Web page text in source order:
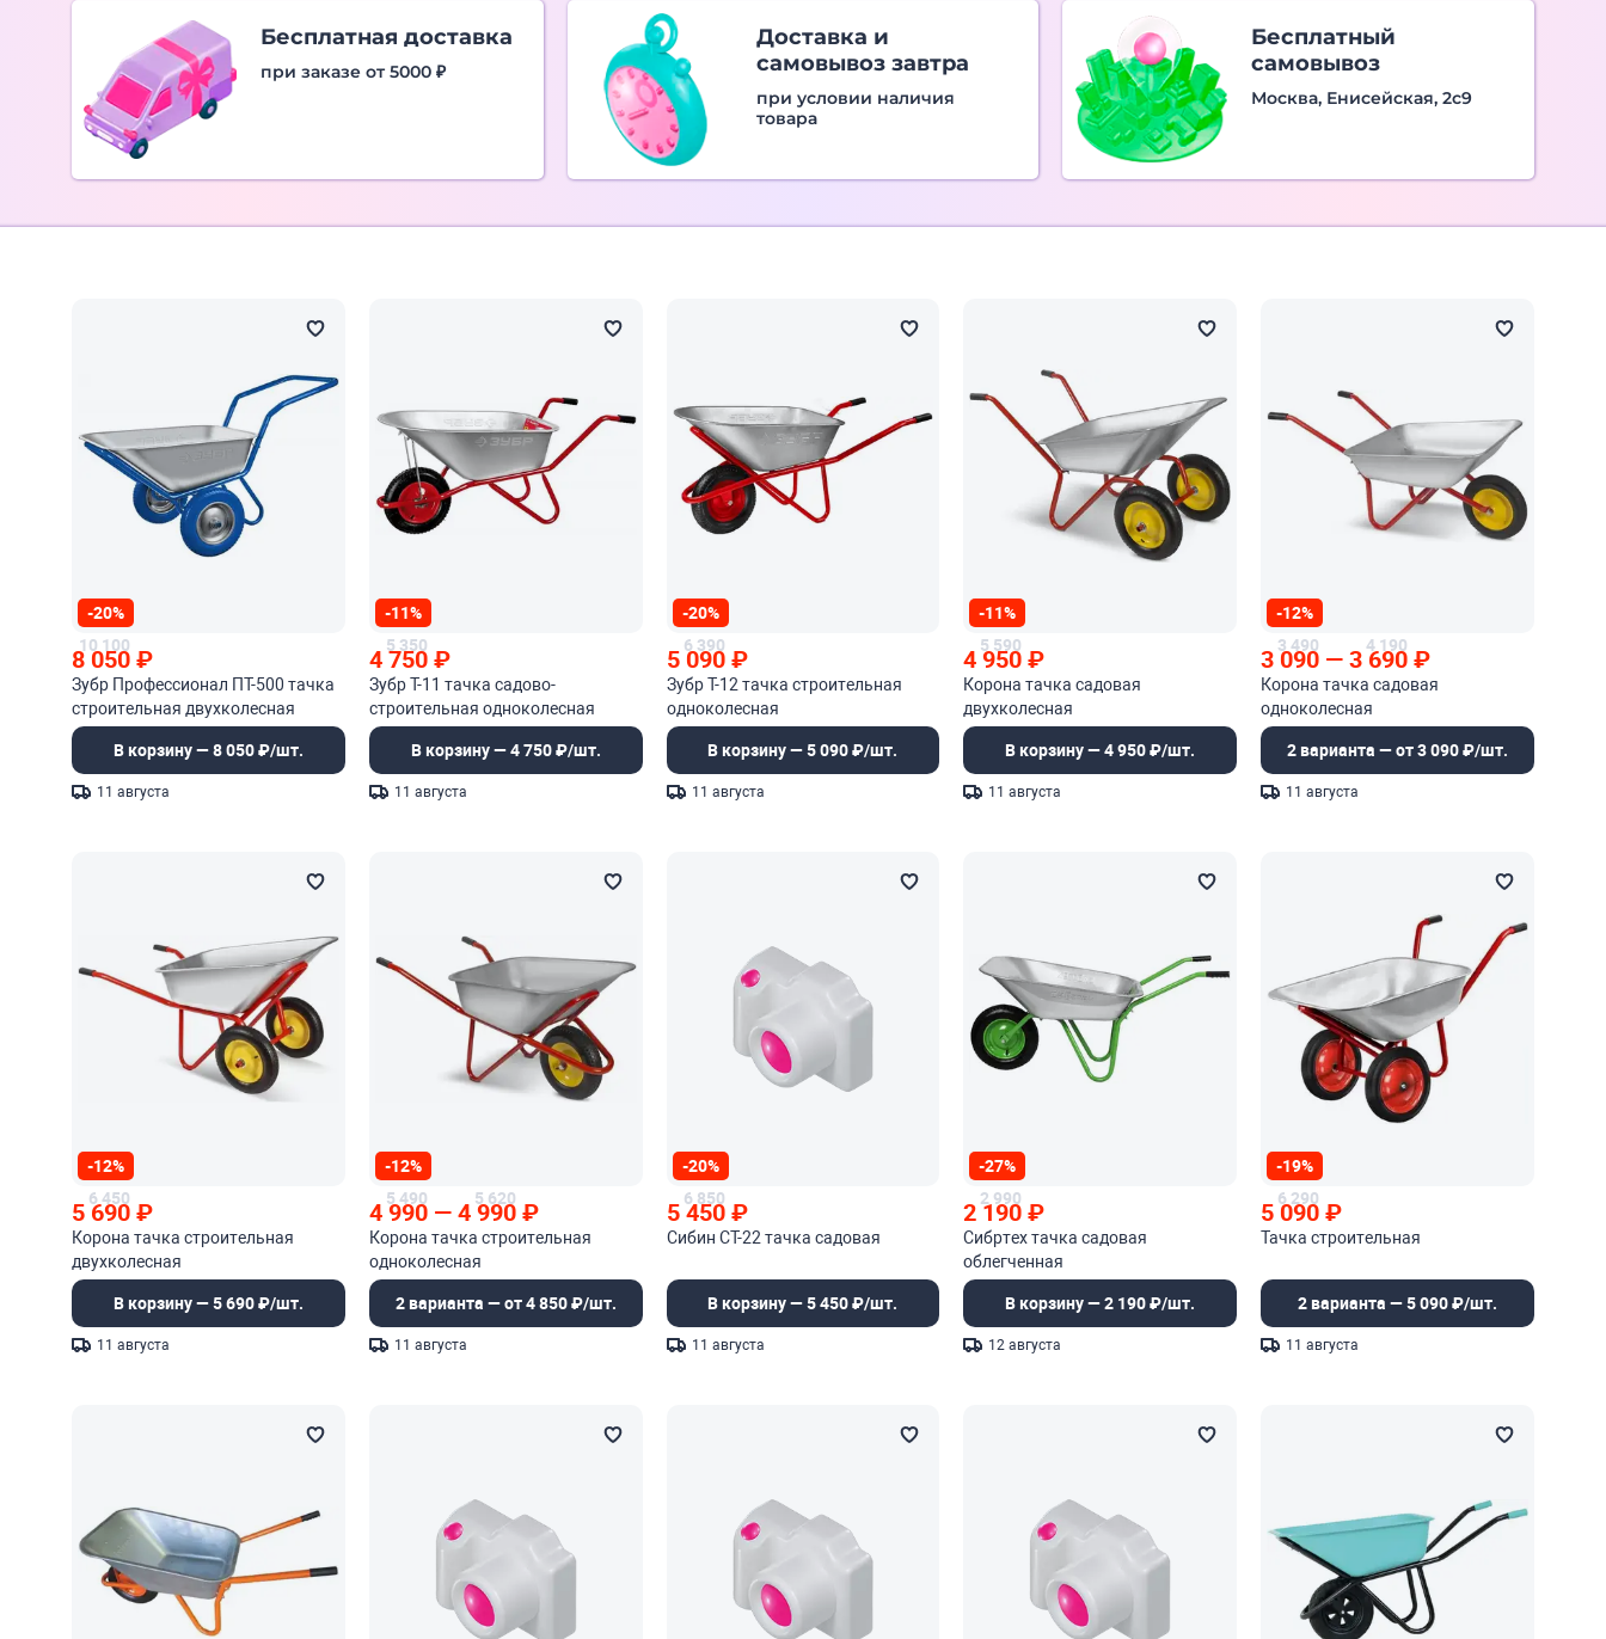
Бесплатная доставка
при заказе от 5000 ₽
Доставка и
самовывоз завтра
при условии наличия
товара
Бесплатный
самовывоз
Москва, Енисейская, 2с9
-20%
10 100
8 050₽
Зубр Профессионал ПТ-500 тачка
строительная двухколесная
В корзину — 8 050 ₽/шт.
11 августа
-11%
5 350
4 750₽
Зубр Т-11 тачка садово-
строительная одноколесная
В корзину — 4 750 ₽/шт.
11 августа
-20%
6 390
5 090 ₽
Зубр Т-12 тачка строительная
одноколесная
В корзину — 5 090 ₽/шт.
11 августа
-11%
5 590
4 950₽
Корона тачка садовая
двухколесная
В корзину — 4 950 ₽/шт.
11 августа
-12%
3 490
3 090 — 4 190
3 690₽
Корона тачка садовая
одноколесная
2 варианта — от 3 090 ₽/шт.
11 августа
-12%
6 450
5 690₽
Корона тачка строительная
двухколесная
В корзину — 5 690 ₽/шт.
11 августа
-12%
5 490
4 990 — 5 620
4 990₽
Корона тачка строительная
одноколесная
2 варианта — от 4 850 ₽/шт.
11 августа
-20%
6 850
5 450 ₽
Сибин СТ-22 тачка садовая
В корзину — 5 450 ₽/шт.
11 августа
-27%
2 990
2 190₽
Сибртех тачка садовая
облегченная
В корзину — 2 190 ₽/шт.
12 августа
-19%
6 290
5 090₽
Тачка строительная
2 варианта — 5 090 ₽/шт.
11 августа